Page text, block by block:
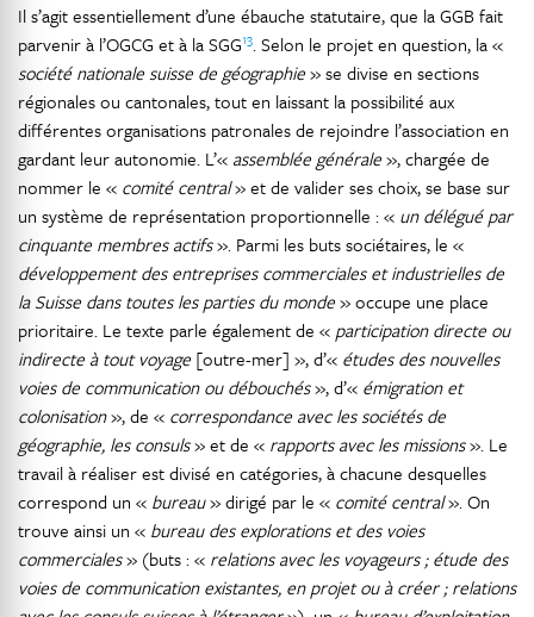
Il s’agit essentiellement d’une ébauche statutaire, que la GGB fait
parvenir à l’OGCG et à la SGG13. Selon le projet en question, la «
société nationale suisse de géographie» se divise en sections
régionales ou cantonales, tout en laissant la possibilité aux
différentes organisations patronales de rejoindre l’association en
gardant leur autonomie. L’« assemblée générale», chargée de
nommer le « comité central» et de valider ses choix, se base sur
un système de représentation proportionnelle : « un délégué par
cinquante membres actifs». Parmi les buts sociétaires, le «
développement des entreprises commerciales et industrielles de
la Suisse dans toutes les parties du monde» occupe une place
prioritaire. Le texte parle également de « participation directe ou
indirecte à tout voyage [outre-mer] », d’« études des nouvelles
voies de communication ou débouchés», d’« émigration et
colonisation», de « correspondance avec les sociétés de
géographie, les consuls» et de « rapports avec les missions». Le
travail à réaliser est divisé en catégories, à chacune desquelles
correspond un « bureau» dirigé par le « comité central». On
trouve ainsi un « bureau des explorations et des voies
commerciales» (buts : « relations avec les voyageurs ; étude des
voies de communication existantes, en projet ou à créer ; relations